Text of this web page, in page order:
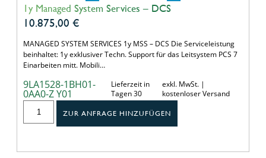
1y Managed System Services – DCS
10.875,00 €
MANAGED SYSTEM SERVICES 1y MSS – DCS Die Serviceleistung
beinhaltet: 1y exklusiver Techn. Support für das Leitsystem PCS 7
Einarbeiten mitt. Mobili…
9LA1528-1BH01-
0AA0-Z Y01
Lieferzeit in
Tagen 30
exkl. MwSt. |
kostenloser Versand
ZUR ANFRAGE HINZUFÜGEN